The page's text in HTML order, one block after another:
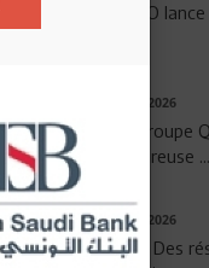
OPPO
29.07.2026
Le Groupe
rigoureuse ...
29.07.2026
TSB: Des